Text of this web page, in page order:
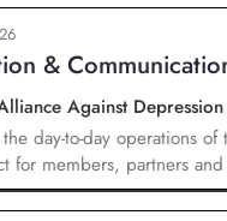
&
Against Depression
day-to-day operations
for members, partners
meetings, preparing